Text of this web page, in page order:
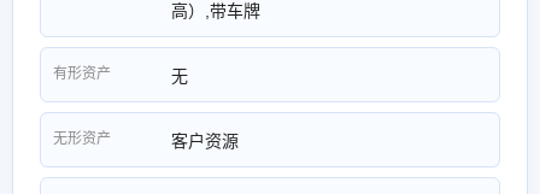
高）,带车牌
有形资产 无
无形资产 客户资源